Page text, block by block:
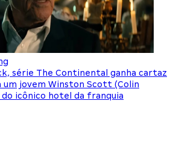
série The Continental ganha cartaz
um jovem Winston Scott (Colin
icônico hotel da franquia